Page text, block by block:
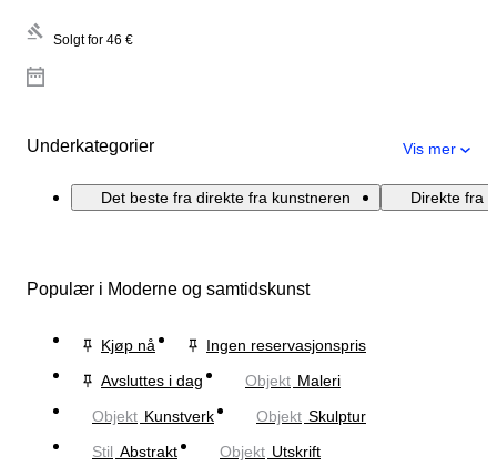
Solgt for 46 €
Underkategorier Vis mer
Det beste fra direkte fra kunstneren Direkte fra
Populær i Moderne og samtidskunst
Kjøp nå
Ingen reservasjonspris
Avsluttes i dag
Objekt Maleri
Objekt Kunstverk Objekt Skulptur
Stil Abstrakt Objekt Utskrift